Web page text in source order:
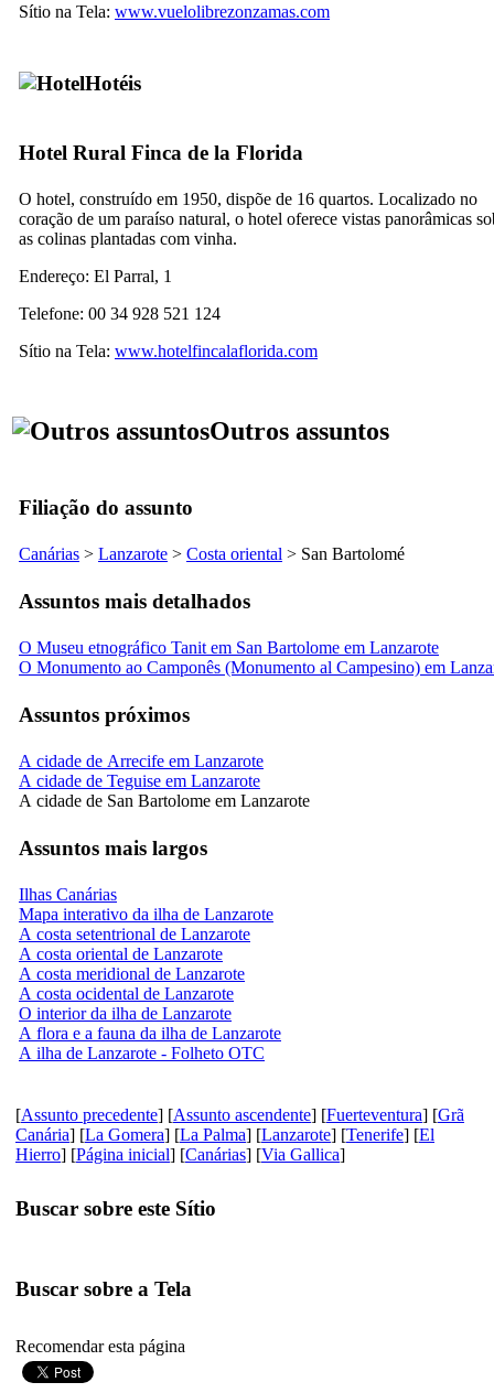
Sítio na Tela: www.vuelolibrezonzamas.com
Hotéis
Hotel Rural Finca de la Florida
O hotel, construído em 1950, dispõe de 16 quartos. Localizado no
coração de um paraíso natural, o hotel oferece vistas panorâmicas
as colinas plantadas com vinha.
Endereço: El Parral, 1
Telefone: 00 34 928 521 124
Sítio na Tela: www.hotelfincalaflorida.com
Outros assuntos
Filiação do assunto
Canárias > Lanzarote > Costa oriental > San Bartolomé
Assuntos mais detalhados
O Museu etnográfico Tanit em San Bartolome em Lanzarote
O Monumento ao Camponês (Monumento al Campesino) em
Assuntos próximos
A cidade de Arrecife em Lanzarote
A cidade de Teguise em Lanzarote
A cidade de San Bartolome em Lanzarote
Assuntos mais largos
Ilhas Canárias
Mapa interativo da ilha de Lanzarote
A costa setentrional de Lanzarote
A costa oriental de Lanzarote
A costa meridional de Lanzarote
A costa ocidental de Lanzarote
O interior da ilha de Lanzarote
A flora e a fauna da ilha de Lanzarote
A ilha de Lanzarote - Folheto OTC
[Assunto precedente] [Assunto ascendente] [Fuerteventura] [Grã
Canária] [La Gomera] [La Palma] [Lanzarote] [Tenerife] [El
Hierro] [Página inicial] [Canárias] [Via Gallica]
Buscar sobre este Sítio
Buscar sobre a Tela
Recomendar esta página